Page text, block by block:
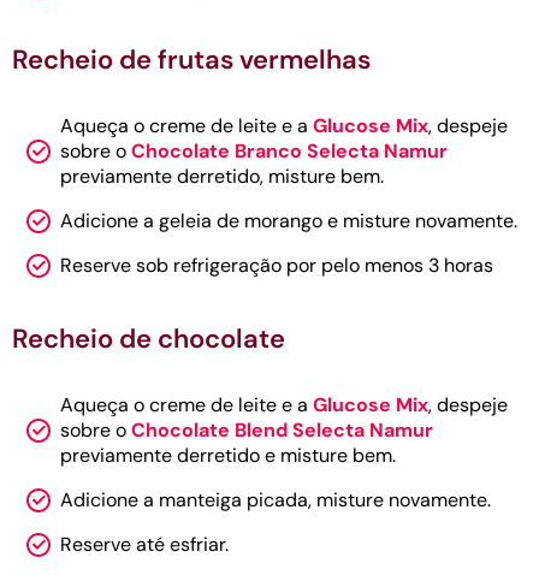
Recheio de frutas vermelhas
Aqueça o creme de leite e a Glucose Mix, despeje
sobre oChocolate Branco Selecta Namur
previamente derretido, misture bem.
Adicione a geleia de morango e misture novamente.
Reserve sob refrigeração por pelo menos 3 horas
Recheio de chocolate
Aqueça o creme de leite e a Glucose Mix, despeje
sobre oChocolate Blend Selecta Namur
previamente derretido e misture bem.
Adicione a manteiga picada, misture novamente.
Reserve até esfriar.